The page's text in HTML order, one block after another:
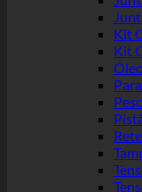
Kit
Kit